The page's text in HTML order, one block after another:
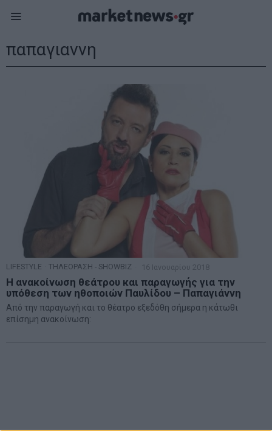
παπαγιαννη
LIFESTYLE ΤΗΛΕΟΡΑΣΗ - SHOWBIZ 16 Ιανουαρίου 2018
Η ανακοίνωση θεάτρου και παραγωγής για την
υπόθεση των ηθοποιών Παυλίδου – Παπαγιάννη
Από την παραγωγή και το θέατρο εξεδόθη σήμερα η κάτωθι
επίσημη ανακοίνωση: